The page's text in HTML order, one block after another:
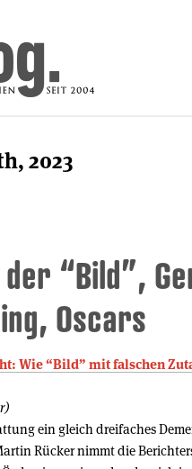
2023
“Bild”,
Oscars
Wie “Bild” mit falschen
ein gleich dreifaches
Rücker nimmt die